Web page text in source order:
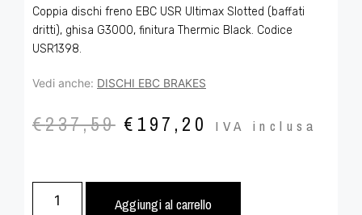
Coppia dischi freno EBC USR Ultimax Slotted (baffati
dritti), ghisa G3000, finitura Thermic Black. Codice
USR1398.
Vedi anche: DISCHI EBC BRAKES
€237,59 € 197,20 IVA inclusa
Aggiungi al carrello